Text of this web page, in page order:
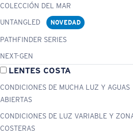
COLECCIÓN DEL MAR
UNTANGLED
NOVEDAD
PATHFINDER SERIES
NEXT-GEN
LENTES COSTA
CONDICIONES DE MUCHA LUZ Y AGUAS
ABIERTAS
CONDICIONES DE LUZ VARIABLE Y
COSTERAS